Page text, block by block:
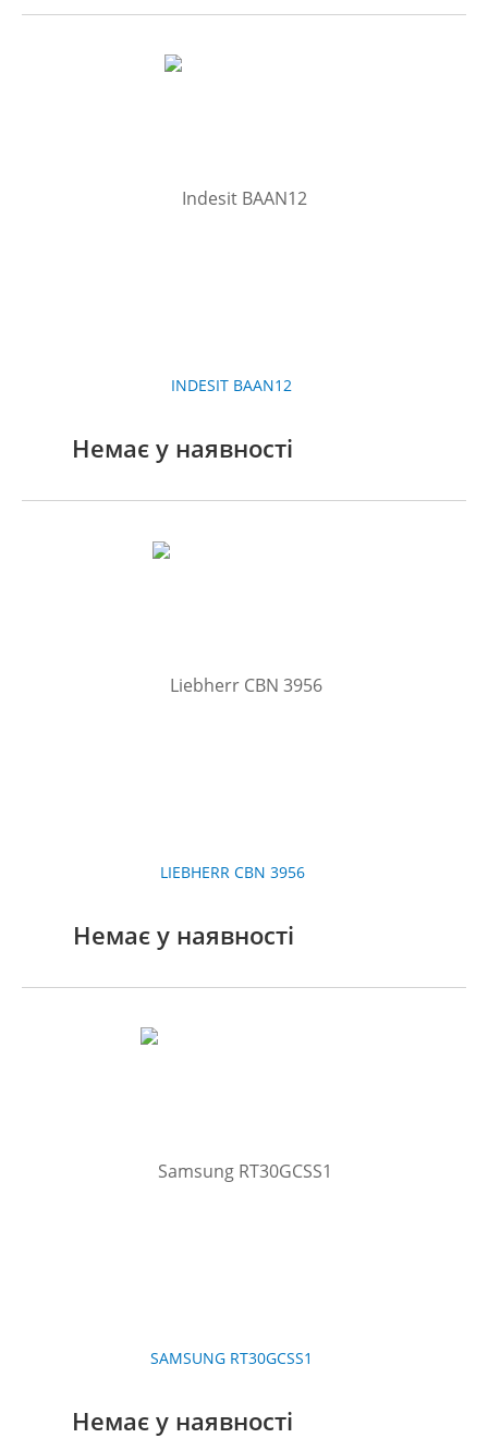
INDESIT BAAN12
Немає у наявності
LIEBHERR CBN 3956
Немає у наявності
SAMSUNG RT30GCSS1
Немає у наявності